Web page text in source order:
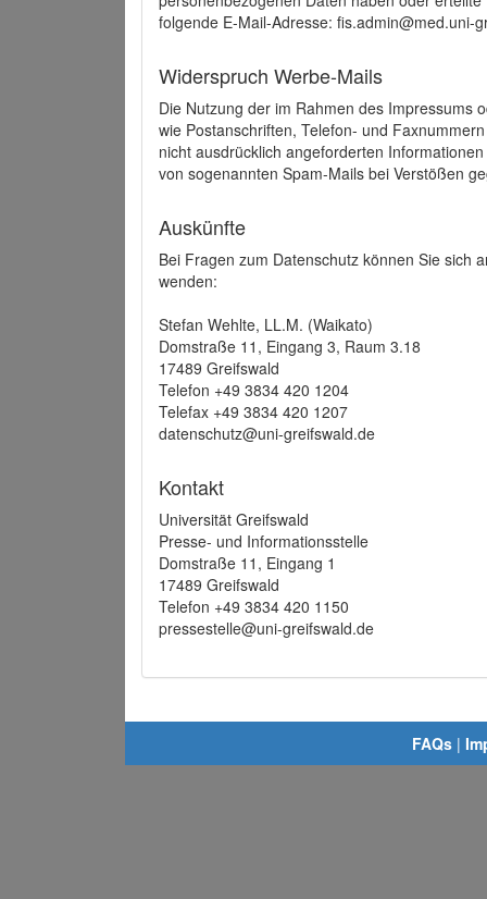
folgende E-Mail-Adresse: fis.admin@med.uni-
Widerspruch Werbe-Mails
Die Nutzung der im Rahmen des Impressums
wie Postanschriften, Telefon- und
nicht ausdrücklich angeforderten
von sogenannten Spam-Mails bei Verstößen
Auskünfte
Bei Fragen zum Datenschutz können Sie sich
wenden:
Stefan Wehlte, LL.M. (Waikato)
Domstraße 11, Eingang 3, Raum 3.18
17489 Greifswald
Telefon +49 3834 420 1204
Telefax +49 3834 420 1207
datenschutz@uni-greifswald.de
Kontakt
Universität Greifswald
Presse- und Informationsstelle
Domstraße 11, Eingang 1
17489 Greifswald
Telefon +49 3834 420 1150
pressestelle@uni-greifswald.de
FAQs |